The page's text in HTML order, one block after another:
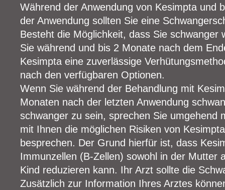
Während der Anwendung von Kesimpta und
der Anwendung sollten Sie eine
Besteht die Möglichkeit, dass Sie schwanger
Sie während und bis 2 Monate nach dem
Kesimpta eine zuverlässige
nach den verfügbaren Optionen.
Wenn Sie während der Behandlung mit
Monaten nach der letzten Anwendung
schwanger zu sein, sprechen Sie umgehend
mit Ihnen die möglichen Risiken von
besprechen. Der Grund hierfür ist, dass
Immunzellen (B-Zellen) sowohl in der Mutter
Kind reduzieren kann. Ihr Arzt sollte die
Zusätzlich zur Information Ihres Arztes